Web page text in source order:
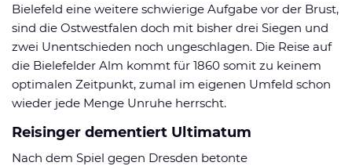
Bielefeld eine weitere schwierige Aufgabe vor der Brust,
sind die Ostwestfalen doch mit bisher drei Siegen und
zwei Unentschieden noch ungeschlagen. Die Reise auf
die Bielefelder Alm kommt für 1860 somit zu keinem
optimalen Zeitpunkt, zumal im eigenen Umfeld schon
wieder jede Menge Unruhe herrscht.
Reisinger dementiert Ultimatum
Nach dem Spiel gegen Dresden betonte